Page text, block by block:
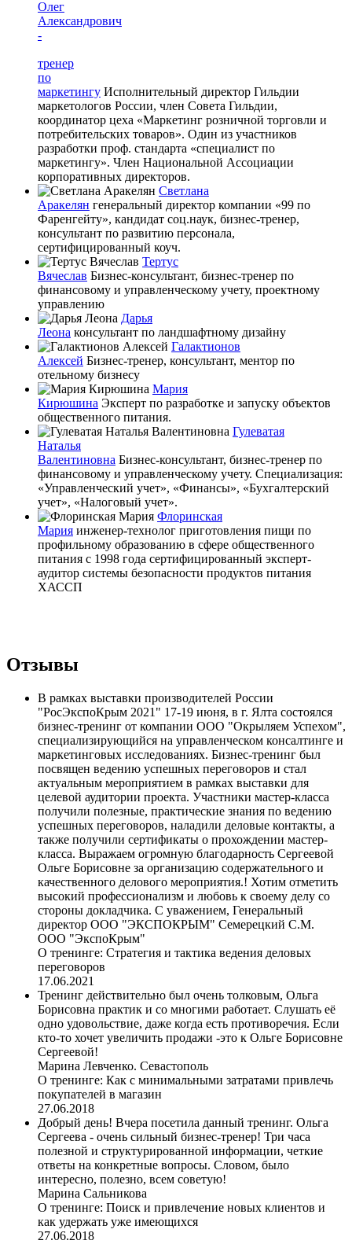
Олег
Александрович
-
тренер
по
маркетингу Исполнительный директор Гильдии
маркетологов России, член Совета Гильдии,
координатор цеха «Маркетинг розничной торговли и
потребительских товаров». Один из участников
разработки проф. стандарта «специалист по
маркетингу». Член Национальной Ассоциации
корпоративных директоров.
Светлана
Аракелян генеральный директор компании «99 по
Фаренгейту», кандидат соц.наук, бизнес-тренер,
консультант по развитию персонала,
сертифицированный коуч.
Тертус
Вячеслав Бизнес-консультант, бизнес-тренер по
финансовому и управленческому учету, проектному
управлению
Дарья
Леона консультант по ландшафтному дизайну
Галактионов
Алексей Бизнес-тренер, консультант, ментор по
отельному бизнесу
Мария
Кирюшина Эксперт по разработке и запуску объектов
общественного питания.
Гулеватая
Наталья
Валентиновна Бизнес-консультант, бизнес-тренер по
финансовому и управленческому учету. Специализация:
«Управленческий учет», «Финансы», «Бухгалтерский
учет», «Налоговый учет».
Флоринская
Мария инженер-технолог приготовления пищи по
профильному образованию в сфере общественного
питания с 1998 года сертифицированный эксперт-
аудитор системы безопасности продуктов питания
ХАССП
Отзывы
В рамках выставки производителей России
"РосЭкспоКрым 2021" 17-19 июня, в г. Ялта состоялся
бизнес-тренинг от компании ООО "Окрыляем Успехом",
специализирующийся на управленческом консалтинге и
маркетинговых исследованиях. Бизнес-тренинг был
посвящен ведению успешных переговоров и стал
актуальным мероприятием в рамках выставки для
целевой аудитории проекта. Участники мастер-класса
получили полезные, практические знания по ведению
успешных переговоров, наладили деловые контакты, а
также получили сертификаты о прохождении мастер-
класса. Выражаем огромную благодарность Сергеевой
Ольге Борисовне за организацию содержательного и
качественного делового мероприятия.! Хотим отметить
высокий профессионализм и любовь к своему делу со
стороны докладчика. С уважением, Генеральный
директор ООО "ЭКСПОКРЫМ" Семерецкий С.М.
ООО "ЭкспоКрым"
О тренинге: Стратегия и тактика ведения деловых
переговоров
17.06.2021
Тренинг действительно был очень толковым, Ольга
Борисовна практик и со многими работает. Слушать её
одно удовольствие, даже когда есть противоречия. Если
кто-то хочет увеличить продажи -это к Ольге Борисовне
Сергеевой!
Марина Левченко. Севастополь
О тренинге: Как с минимальными затратами привлечь
покупателей в магазин
27.06.2018
Добрый день! Вчера посетила данный тренинг. Ольга
Сергеева - очень сильный бизнес-тренер! Три часа
полезной и структурированной информации, четкие
ответы на конкретные вопросы. Словом, было
интересно, полезно, всем советую!
Марина Сальникова
О тренинге: Поиск и привлечение новых клиентов и
как удержать уже имеющихся
27.06.2018